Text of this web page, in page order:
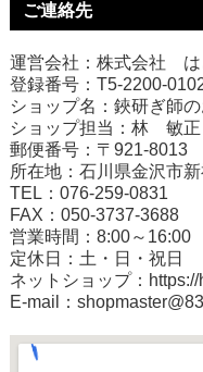
ご連絡先
運営会社：株式会社 は
登録番号：T5-2200-
ショップ名：鋏研ぎ師
ショップ担当：林 敏正
郵便番号：〒921-8013
所在地：石川県金沢市
TEL：076-259-0831
FAX：050-3737-3688
営業時間：8:00～16:00
定休日：土・日・祝日
ネットショップ：
E-mail：